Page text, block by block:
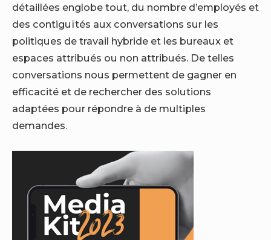
détaillées englobe tout, du nombre d’employés et
des contiguïtés aux conversations sur les
politiques de travail hybride et les bureaux et
espaces attribués ou non attribués. De telles
conversations nous permettent de gagner en
efficacité et de rechercher des solutions
adaptées pour répondre à de multiples
demandes.